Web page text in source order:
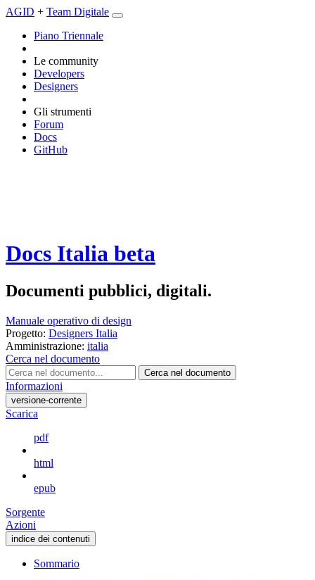
AGID + Team Digitale
Piano Triennale
Le community
Developers
Designers
Gli strumenti
Forum
Docs
GitHub
Docs Italia beta
Documenti pubblici, digitali.
Manuale operativo di design
Progetto: Designers Italia
Amministrazione: italia
Cerca nel documento
Cerca nel documento
Informazioni
versione-corrente
Scarica
pdf
html
epub
Sorgente
Azioni
indice dei contenuti
Sommario